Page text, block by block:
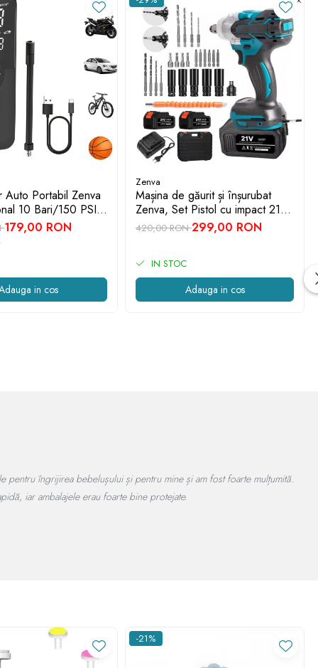
Auto Portabil Zenva
10 Bari/150 PSI -
mAh, Iluminare
Digital
179,00 RON
in cos
Zenva
Mașina de găurit și înșurubat
Zenva, Set Pistol cu impact 21V,
550Nm, 2 acumulatori Li-Ion si
trusa completa de accesorii
420,00 RON299,00 RON
IN STOC
Adauga in cos
-21%